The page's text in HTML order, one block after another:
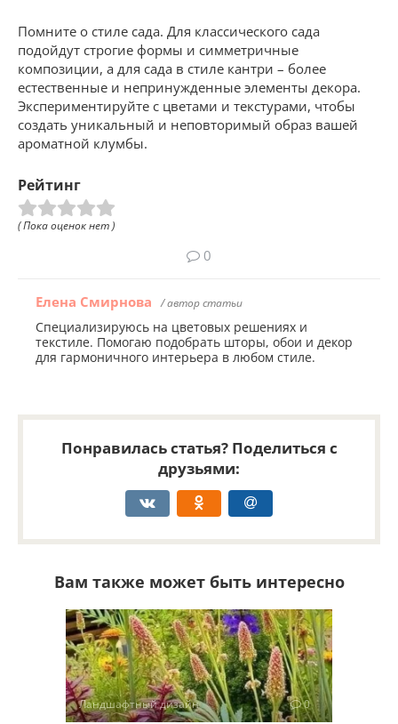
Помните о стиле сада. Для классического сада
подойдут строгие формы и симметричные
композиции, а для сада в стиле кантри – более
естественные и непринужденные элементы декора.
Экспериментируйте с цветами и текстурами, чтобы
создать уникальный и неповторимый образ вашей
ароматной клумбы.
Рейтинг
( Пока оценок нет )
0
Елена Смирнова / автор статьи
Специализируюсь на цветовых решениях и
текстиле. Помогаю подобрать шторы, обои и декор
для гармоничного интерьера в любом стиле.
Понравилась статья? Поделиться с
друзьями:
Вам также может быть интересно
Ландшафтный дизайн 0